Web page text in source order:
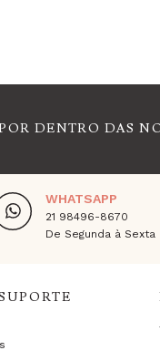
DENTRO DAS
WHATSAPP
21 98496-8670
De Segunda à Sexta